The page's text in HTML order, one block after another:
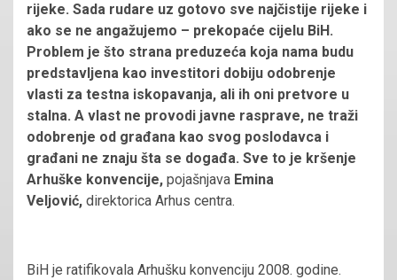
rijeke. Sada rudare uz gotovo sve najčistije rijeke i
ako se ne angažujemo – prekopaće cijelu BiH.
Problem je što strana preduzeća koja nama budu
predstavljena kao investitori dobiju odobrenje
vlasti za testna iskopavanja, ali ih oni pretvore u
stalna. A vlast ne provodi javne rasprave, ne traži
odobrenje od građana kao svog poslodavca i
građani ne znaju šta se događa. Sve to je kršenje
Arhuške konvencije, pojašnjava Emina
Veljović, direktorica Arhus centra.
BiH je ratifikovala Arhušku konvenciju 2008. godine.